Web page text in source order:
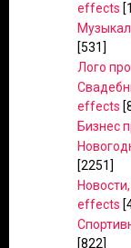
effects
[531]
Лого
effects
Бизнес
[2251]
effects
[822]